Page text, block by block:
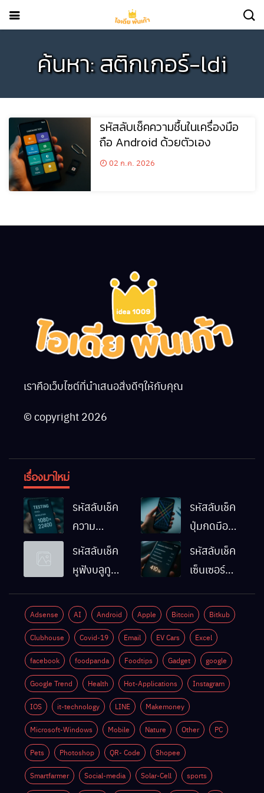
ค้นหา: สติกเกอร์-ldi
รหัสลับเช็คความชื้นในเครื่องมือ
ถือ Android ด้วยตัวเอง
02 ก.ค. 2026
เราคือเว็บไซต์ที่นำเสนอสิ่งดีๆให้กับคุณ
© copyright 2026
เรื่องมาใหม่
รหัสลับเช็ค
ความ
ละเอียดหน้า
จอมือถือ
รหัสลับเช็ค
ปุ่มกดมือถือ
Android
ทำงานปกติ
รหัสลับเช็ค
หูฟังบลูทูธ
Android
ด้วยตัวเอง
รหัสลับเช็ค
เซ็นเซอร์
Android
ทำงานปกติ
ไหม
Adsense AI Android Apple Bitcoin Bitkub
Clubhouse Covid-19 Email EV Cars Excel
facebook foodpanda Foodtips Gadget google
Google Trend Health Hot-Applications Instagram
IOS it-technology LINE Makemoney
Microsoft-Windows Mobile Nature Other PC
Pets Photoshop QR- Code Shopee
Smartfarmer Social-media Solar-Cell sports